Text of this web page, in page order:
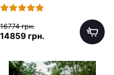
16774 грн.
14859 грн.